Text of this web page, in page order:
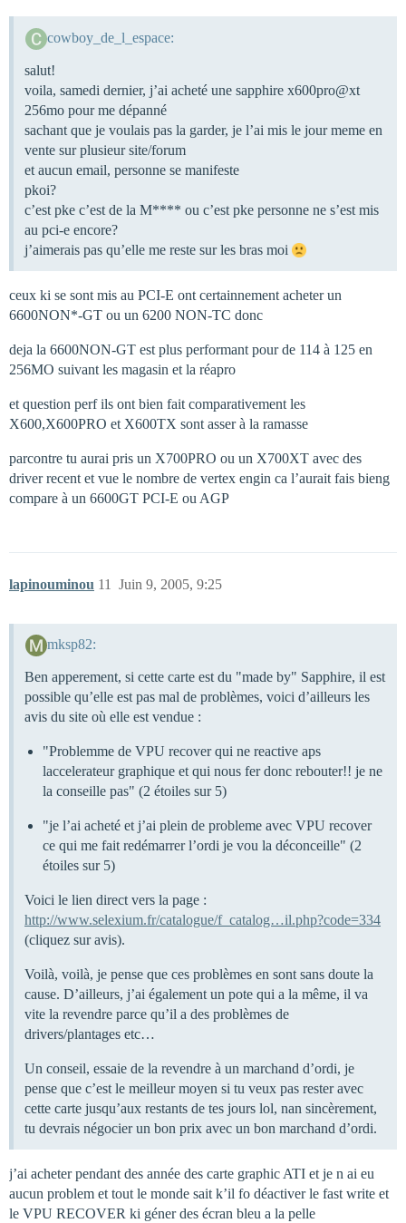
cowboy_de_l_espace:
salut!
voila, samedi dernier, j’ai acheté une sapphire x600pro@xt
256mo pour me dépanné
sachant que je voulais pas la garder, je l’ai mis le jour meme en
vente sur plusieur site/forum
et aucun email, personne se manifeste
pkoi?
c’est pke c’est de la M**** ou c’est pke personne ne s’est mis
au pci-e encore?
j’aimerais pas qu’elle me reste sur les bras moi
ceux ki se sont mis au PCI-E ont certainnement acheter un
6600NON*-GT ou un 6200 NON-TC donc
deja la 6600NON-GT est plus performant pour de 114 à 125 en
256MO suivant les magasin et la réapro
et question perf ils ont bien fait comparativement les
X600,X600PRO et X600TX sont asser à la ramasse
parcontre tu aurai pris un X700PRO ou un X700XT avec des
driver recent et vue le nombre de vertex engin ca l’aurait fais bieng
compare à un 6600GT PCI-E ou AGP
lapinouminou Juin 9, 2005, 9:25
11
mksp82:
Ben apperement, si cette carte est du "made by" Sapphire, il est
possible qu’elle est pas mal de problèmes, voici d’ailleurs les
avis du site où elle est vendue :
"Problemme de VPU recover qui ne reactive aps
laccelerateur graphique et qui nous fer donc rebouter!! je ne
la conseille pas" (2 étoiles sur 5)
"je l’ai acheté et j’ai plein de probleme avec VPU recover
ce qui me fait redémarrer l’ordi je vou la déconceille" (2
étoiles sur 5)
Voici le lien direct vers la page :
http://www.selexium.fr/catalogue/f_catalog…il.php?code=334
(cliquez sur avis).
Voilà, voilà, je pense que ces problèmes en sont sans doute la
cause. D’ailleurs, j’ai également un pote qui a la même, il va
vite la revendre parce qu’il a des problèmes de
drivers/plantages etc…
Un conseil, essaie de la revendre à un marchand d’ordi, je
pense que c’est le meilleur moyen si tu veux pas rester avec
cette carte jusqu’aux restants de tes jours lol, nan sincèrement,
tu devrais négocier un bon prix avec un bon marchand d’ordi.
j’ai acheter pendant des année des carte graphic ATI et je n ai eu
aucun problem et tout le monde sait k’il fo déactiver le fast write et
le VPU RECOVER ki géner des écran bleu a la pelle